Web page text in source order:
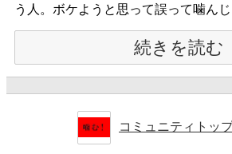
う人。ボケようと思って誤って噛ん
続きを読む
コミュニティトッ